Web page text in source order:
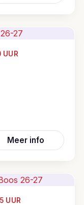
UUR
Meer info
UUR